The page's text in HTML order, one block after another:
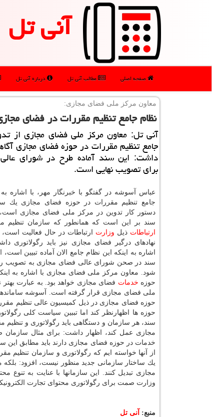
آنی تل
صفحه اصلی مطالب آنی تل درباره آنی تل
معاون مركز ملی فضای مجازی:
نظام جامع تنظیم مقررات در فضای
آنی تل: معاون مركز ملی فضای مجازی از
جامع تنظیم مقررات در حوزه فضای مجازی
داشت: این سند آماده طرح در شورای
برای تصویب نهایی است.
عباس آسوشه در گفتگو با خبرنگار مهر، با اشاره
جامع تنظیم مقررات در حوزه فضای مجازی یك
دستور كار تدوین در مركز ملی فضای مجازی است،
سند بر این است كه همانطور كه سازمان تنظیم
ارتباطات ذیل وزارت ارتباطات در حال فعالیت است،
نهادهای درگیر فضای مجازی نیز باید رگولاتوری
اشاره به اینكه این نظام جامع الان آماده تبیین است،
سند در صحن شورای عالی فضای مجازی به تصویب
شود. معاون مركز ملی فضای مجازی با اشاره به
حوزه خدمات فضای مجازی خواهد بود. به عبارت
ملی فضای مجازی قرار گرفته است. آسوشه
حوزه فضای مجازی در ذیل كمیسیون عالی تنظیم
حوزه ها اظهارنظر كند اما تببین سیاست كلی
سند، هر سازمان و دستگاهی باید رگولاتوری و
مجازی عمل كند، اظهار داشت: برای مثال
خدمات در حوزه فضای مجازی دارند باید مطابق این
از آنها خواسته ایم كه رگولاتوری و سازمان تنظیم
یك ساختار سازمانی جدید منظور نیست، افزود: بلكه
مجازی تبدیل كنند. این سازمانها با عنایت به تنوع
وزارت صمت برای رگولاتوری محتوای تجارت
منبع: آنی تل